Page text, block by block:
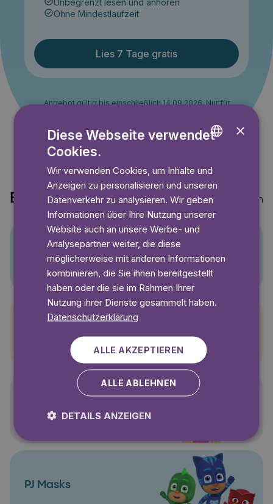
Unbegrenzt lesen und anhören
Ohne Mindestlaufzeit
Lies 7 Tage gratis
Angebot gültig bis einschließlich 14.09.2026. Nur für
Entdecke auch Mehr anzeigen
Polly Pocket
PJ Masks
GERMAN
×
Diese Webseite verwendet
Cookies.
Wir verwenden Cookies, um Inhalte und
Anzeigen zu personalisieren und unseren
Datenverkehr zu analysieren. Wir geben
Informationen über Ihre Nutzung unserer
Website auch an unsere Werbe- und
Analysepartner weiter, die diese
möglicherweise mit anderen Informationen
kombinieren, die Sie ihnen bereitgestellt
haben oder die sie im Rahmen Ihrer
Nutzung ihrer Dienste gesammelt haben.
Datenschutzerklärung
ALLE AKZEPTIEREN
ALLE ABLEHNEN
DETAILS ANZEIGEN